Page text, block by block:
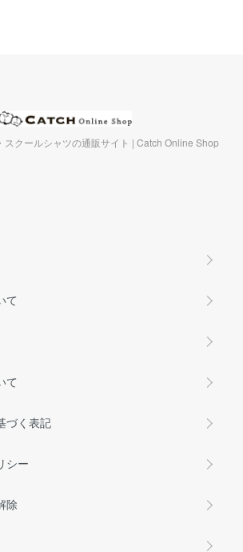
スクールシャツの通販サイト | Catch Online Shop
て
て
づく表記
シー
除